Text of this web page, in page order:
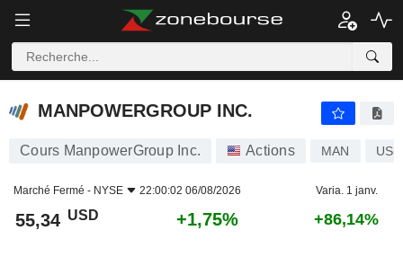
MANPOWERGROUP INC.
MANPOWERGROUP INC.
Cours ManpowerGroup Inc. Actions MAN
Marché Fermé - NYSE 22:00:02 06/08/2026 Varia. 1 janv.
55,34 USD +1,75% +86,14%